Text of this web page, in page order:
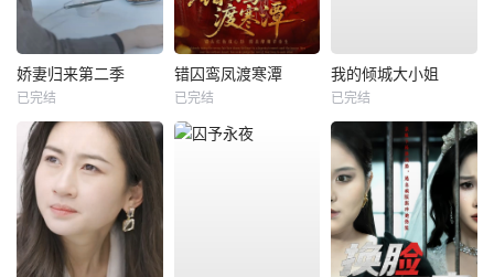
娇妻归来第二季
已完结
错囚鸾凤渡寒潭
已完结
我的倾城大小姐
已完结